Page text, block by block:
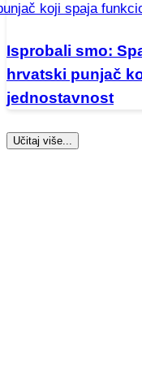
Isprobali smo:
hrvatski punjač
jednostavnost
Učitaj više...